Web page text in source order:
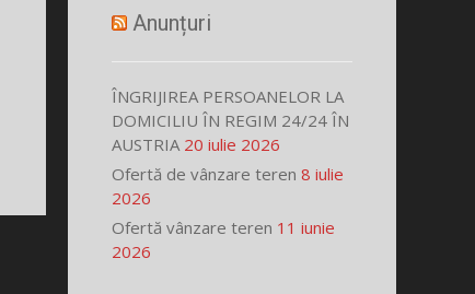
Anunțuri
ÎNGRIJIREA PERSOANELOR LA
DOMICILIU ÎN REGIM 24/24 ÎN
AUSTRIA 20 iulie 2026
Ofertă de vânzare teren 8 iulie
2026
Ofertă vânzare teren 11 iunie
2026